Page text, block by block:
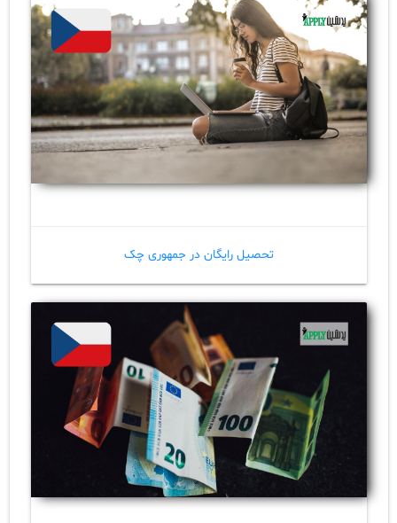
تحصیل رایگان در جمهوری چک